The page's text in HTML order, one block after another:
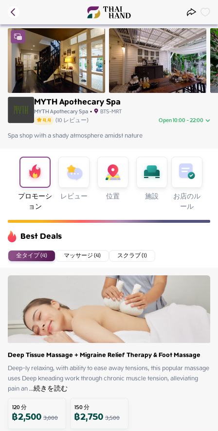
MYTH Apothecary Spa
MYTH Apothecary Spa• BTS-MRT
4.4 (10 レビュー) Open 10:00 - 22:00
Friday
Sunday 10:00 - 22:00
Monday 10:00 - 22:00
Tuesday 10:00 - 22:00
Wednesday 10:00 - 22:00
Thursday 10:00 - 22:00
Spa shop with a shady atmosphere amidst nature
プロモーシ
ョン
レビュー 位置 施設 お店のル
ール
Best Deals
全タイプ (4) マッサージ (4) スクラブ (1)
Deep Tissue Massage + Migraine Relief Therapy & Foot Massage
Deep-ly relaxing, with ability to ease away tensions, this popular massage
uses Deep kneading work through chronic muscle tension, alleviating
pain an ...続きを読む
120分
฿2,5003,000
150分
฿2,7503,500